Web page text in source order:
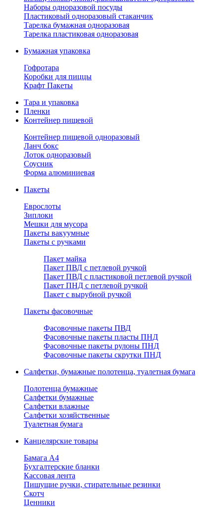
Наборы одноразовой посуды
Пластиковый одноразовый стаканчик
Тарелка бумажная одноразовая
Тарелка пластиковая одноразовая
Бумажная упаковка
Гофротара
Коробки для пиццы
Крафт Пакеты
Тара и упаковка
Пленки
Контейнер пищевой
Контейнер пищевой одноразовый
Ланч бокс
Лоток одноразовый
Соусник
Форма алюминиевая
Пакеты
Еврослоты
Зиплоки
Мешки для мусора
Пакеты вакуумные
Пакеты с ручками
Пакет майка
Пакет ПВД с петлевой ручкой
Пакет ПВД с пластиковой петлевой ручкой
Пакет ПНД с петлевой ручкой
Пакет с вырубной ручкой
Пакеты фасовочные
Фасовочные пакеты ПВД
Фасовочные пакеты пласты ПНД
Фасовочные пакеты рулоны ПНД
Фасовочные пакеты скрутки ПНД
Салфетки, бумажные полотенца, туалетная бумага
Полотенца бумажные
Салфетки бумажные
Салфетки влажные
Салфетки хозяйственные
Туалетная бумага
Канцелярские товары
Бамага А4
Бухгалтерские бланки
Кассовая лента
Пишущие ручки, стирательные резинки
Скотч
Ценники